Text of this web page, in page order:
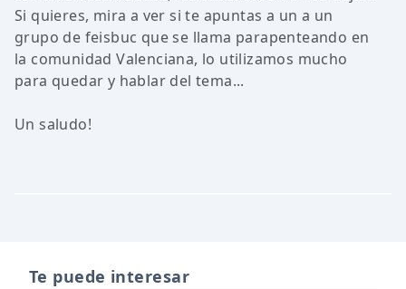
Si quieres, mira a ver si te apuntas a un a un
grupo de feisbuc que se llama parapenteando en
la comunidad Valenciana, lo utilizamos mucho
para quedar y hablar del tema...
Un saludo!
Te puede interesar